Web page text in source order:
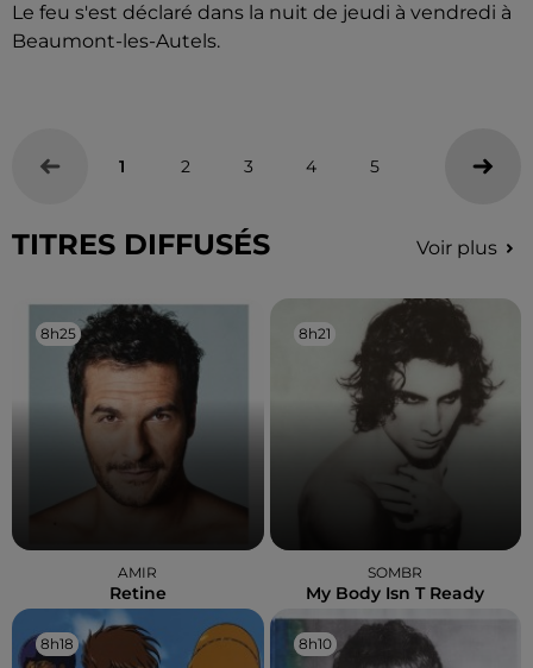
Le feu s'est déclaré dans la nuit de jeudi à vendredi à
Beaumont-les-Autels.
1 2 3 4 5
TITRES DIFFUSÉS Voir plus
8h25
8h25
AMIR
Retine
8h21
8h21
SOMBR
My Body Isn T Ready
8h18
8h18 8h10
8h10